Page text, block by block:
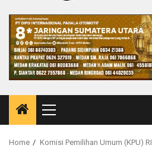
Primary
Menu
Home Komisi Pemilihan Umum (KPU) RI